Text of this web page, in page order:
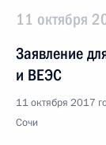
11 октября
Заявление
и ВЕЭС
11 октября 2017
Сочи